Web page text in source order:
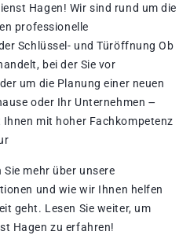
Hagen!​ Wir sind rund um die
professionelle
Schlüssel- und Türöffnung Ob
bei der Sie vor
um die Planung einer neuen
oder Ihr Unternehmen ౼
mit hoher Fachkompetenz
mehr über unsere
und wie wir Ihnen helfen
geht. Lesen Sie weiter, um
Hagen zu erfahren!​